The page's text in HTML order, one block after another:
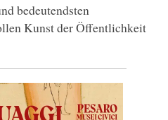
bedeutendsten
Kunst der Öffentlichkeit